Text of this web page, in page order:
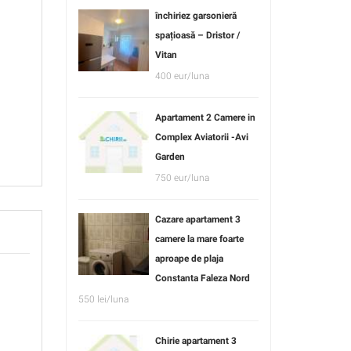
închiriez garsonieră
spațioasă – Dristor /
Vitan
400 eur/luna
Apartament 2 Camere in
Complex Aviatorii -Avi
Garden
750 eur/luna
Cazare apartament 3
camere la mare foarte
aproape de plaja
Constanta Faleza Nord
550 lei/luna
Chirie apartament 3